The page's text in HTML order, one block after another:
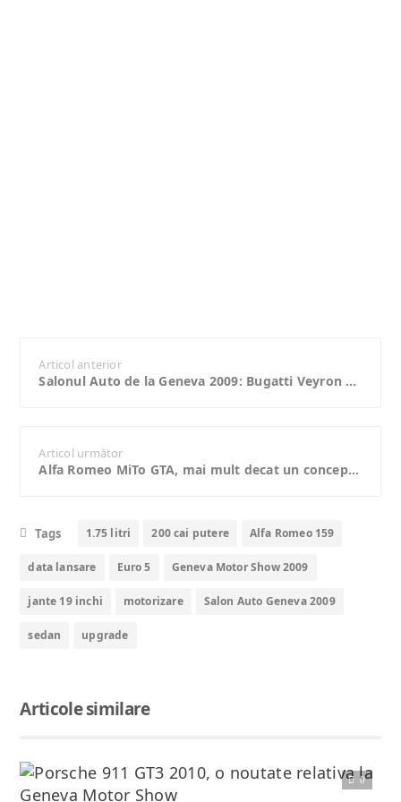
Articol anterior
Salonul Auto de la Geneva 2009: Bugatti Veyron Bleu Centenaire, monstrul de 1350 de cai putere
Articol următor
Alfa Romeo MiTo GTA, mai mult decat un concept, prezentat la Geneva
Tags 1.75 litri 200 cai putere Alfa Romeo 159
data lansare Euro 5 Geneva Motor Show 2009
jante 19 inchi motorizare Salon Auto Geneva 2009
sedan upgrade
Articole similare
0
Citește articolul complet